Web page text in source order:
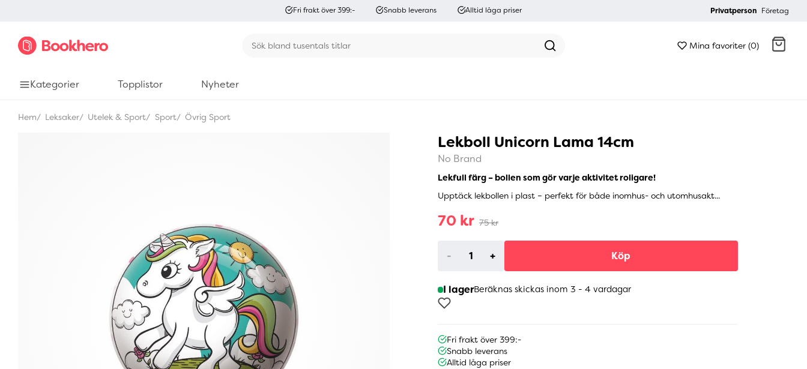
Fri frakt över 399:- Snabb leverans Alltid låga priser Privatperson Företag
Mina favoriter (0)
Kategorier Topplistor Nyheter
Hem Leksaker Utelek & Sport Sport Övrig Sport
Lekboll Unicorn Lama 14cm
No Brand
Lekfull färg – bollen som gör varje aktivitet roligare!
Upptäck lekbollen i plast – perfekt för både inomhus- och utomhusakt...
70 kr 75 kr
- + Köp
I lagerBeräknas skickas inom 3 - 4 vardagar
Fri frakt över 399:-
Snabb leverans
Alltid låga priser